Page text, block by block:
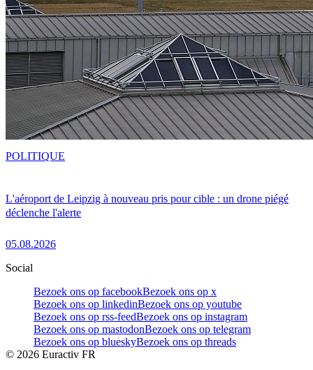
L'aéroport de Leipzig à nouveau pris pour cible : un drone piégé
déclenche l'alerte
05.08.2026
POLITIQUE
Social
Bezoek ons op facebookBezoek ons op x
Bezoek ons op linkedinBezoek ons op youtube
Bezoek ons op rss-feedBezoek ons op instagram
Bezoek ons op mastodonBezoek ons op telegram
Bezoek ons op blueskyBezoek ons op threads
© 2026 Euractiv FR